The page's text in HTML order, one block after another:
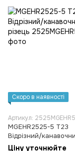
Скоро в наявності
Артикул:
MGEHR2525-5 T23
Відрізний/
Ціну уточнюйте